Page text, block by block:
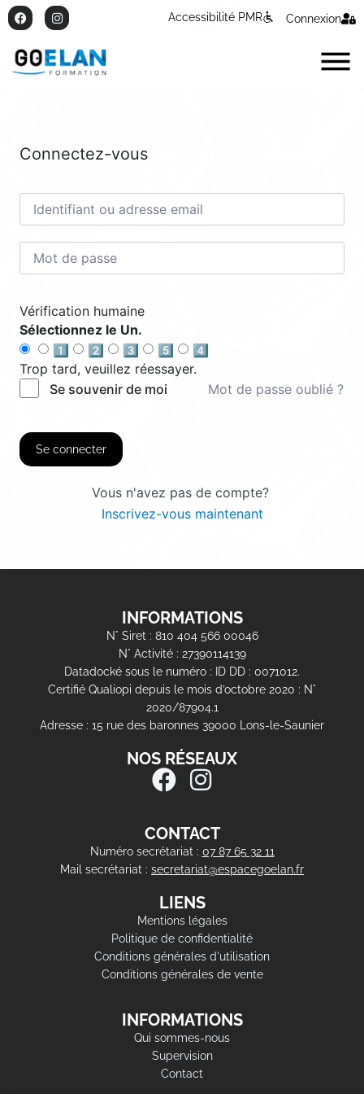
Accessibilité PMR Connexion
Connectez-vous
Vérification humaine
Sélectionnez le Un.
1️⃣
2️⃣ 3️⃣ 5️⃣
4️⃣
Trop tard, veuillez réessayer.
Se souvenir de moi
Mot de passe oublié ?
Se connecter
Vous n'avez pas de compte?
Inscrivez-vous maintenant
INFORMATIONS
N° Siret : 810 404 566 00046
N° Activité : 27390114139
Datadocké sous le numéro : ID DD : 0071012.
Certifié Qualiopi depuis le mois d’octobre 2020 : N°
2020/87904.1
Adresse : 15 rue des baronnes 39000 Lons-le-Saunier
NOS RÉSEAUX
CONTACT
Numéro secrétariat : 07 87 65 32 11
Mail secrétariat : secretariat@espacegoelan.fr
LIENS
Mentions légales
Politique de confidentialité
Conditions générales d'utilisation
Conditions générales de vente
INFORMATIONS
Qui sommes-nous
Supervision
Contact